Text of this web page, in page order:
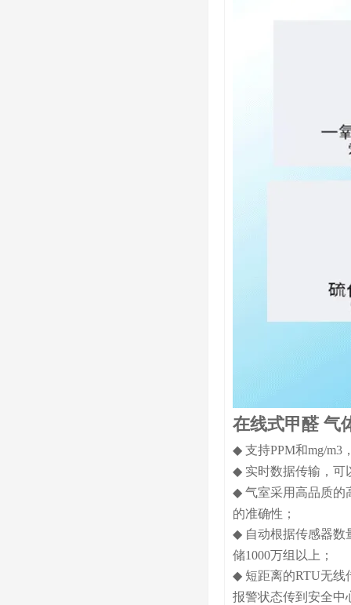
在线式甲醛 气
◆ 支持PPM和mg/m3
◆ 实时数据传输，可
◆ 气室采用高品质的
的准确性；
◆ 自动根据传感器
储1000万组以上；
◆ 短距离的RTU无线
报警状态传到安全中